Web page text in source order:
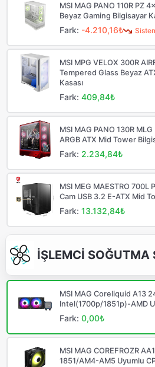
MSI MAG PANO 110R PZ
Beyaz Gaming Bilgisayar
Fark: -4.210,16₺
MSI MPG VELOX 300R
Tempered Glass Beyaz
Kasası
Fark:409,84₺
MSI MAG PANO 130R
ARGB ATX Mid Tower
Fark: 2.234,84₺
MSI MEG MAESTRO 700L
Cam USB 3.2 E-ATX Mid
Fark:13.132,84₺
İŞLEMCİ SOĞUTMA
MSI MAG Coreliquid A13
Intel(1700p/1851p)-AMD
Fark:0,00₺
MSI MAG COREFROZR
1851/AM4-AM5 Uyumlu